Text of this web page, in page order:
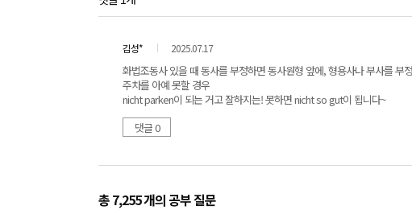
김성* 2025.07.17
화법조동사 있을 때 동사를 부정하면 동사원형 앞에, 형용사나 부사를 부
주차를 아예 못할 경우
nicht parken이 되는 거고 잘하지는! 못하면 nicht so gut이 됩니다~
댓글 0
총 7,255 개의 공부 질문